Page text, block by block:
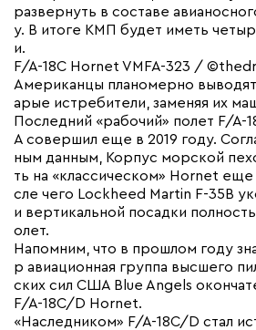
развернуть в составе
у. В итоге КМП будет иметь
и.
F/A-18C Hornet VMFA-323 /
Американцы планомерно выводят
арые истребители, заменяя их
Последний «рабочий» полет F/
А совершил еще в 2019 году.
ным данным, Корпус морской
ть на «классическом» Hornet
сле чего Lockheed Martin F-35B
и вертикальной посадки
олет.
Напомним, что в прошлом году
р авиационная группа высшего
ских сил США Blue Angels
F/A-18C/D Hornet.
«Наследником» F/A-18C/D стал